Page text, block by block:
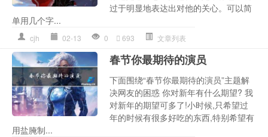
过于明显地表达出对他的关心。可以简
单用几个字...
cjh 02-13 0 693 文章列表
春节你最期待的演员
下面围绕“春节你最期待的演员”主题解
决网友的困惑 你对新年有什么期望? 我
对新年的期望可多了!小时候,只希望过
年的时候有很多好吃的东西,特别希望有
用盐腌制...